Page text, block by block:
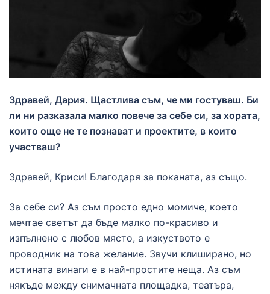
Здравей, Дария. Щастлива съм, че ми гостуваш. Би
ли ни разказала малко повече за себе си, за хората,
които още не те познават и проектите, в които
участваш?
Здравей, Криси! Благодаря за поканата, аз също.
За себе си? Аз съм просто едно момиче, което
мечтае светът да бъде малко по-красиво и
изпълнено с любов място, а изкуството е
проводник на това желание. Звучи клиширано, но
истината винаги е в най-простите неща. Аз съм
някъде между снимачната площадка, театъра,